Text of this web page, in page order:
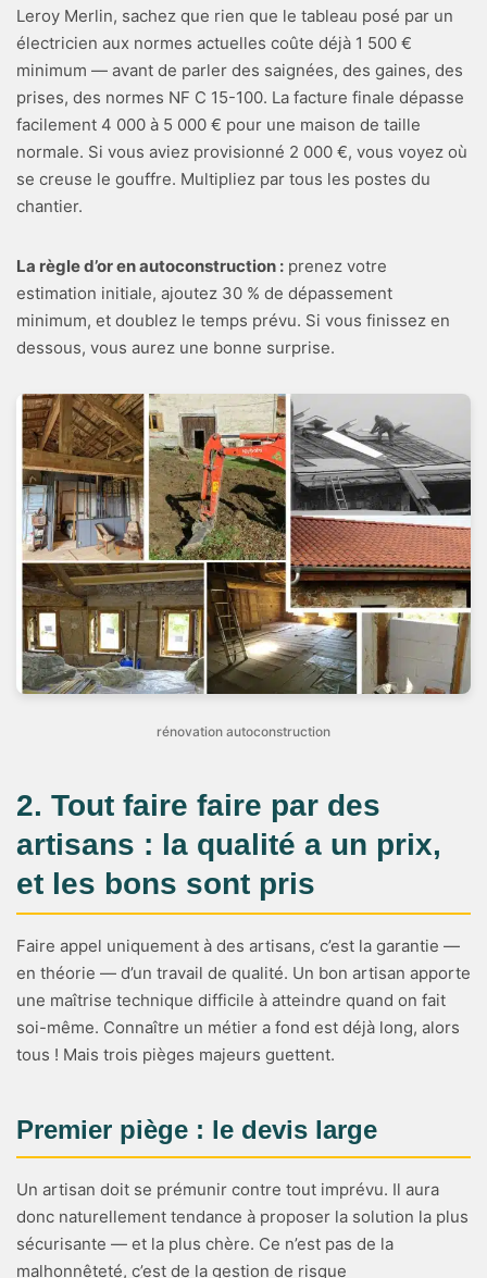
Leroy Merlin, sachez que rien que le tableau posé par un
électricien aux normes actuelles coûte déjà 1 500 €
minimum — avant de parler des saignées, des gaines, des
prises, des normes NF C 15-100. La facture finale dépasse
facilement 4 000 à 5 000 € pour une maison de taille
normale. Si vous aviez provisionné 2 000 €, vous voyez où
se creuse le gouffre. Multipliez par tous les postes du
chantier.
La règle d’or en autoconstruction : prenez votre
estimation initiale, ajoutez 30 % de dépassement
minimum, et doublez le temps prévu. Si vous finissez en
dessous, vous aurez une bonne surprise.
rénovation autoconstruction
2. Tout faire faire par des
artisans : la qualité a un prix,
et les bons sont pris
Faire appel uniquement à des artisans, c’est la garantie —
en théorie — d’un travail de qualité. Un bon artisan apporte
une maîtrise technique difficile à atteindre quand on fait
soi-même. Connaître un métier a fond est déjà long, alors
tous ! Mais trois pièges majeurs guettent.
Premier piège : le devis large
Un artisan doit se prémunir contre tout imprévu. Il aura
donc naturellement tendance à proposer la solution la plus
sécurisante — et la plus chère. Ce n’est pas de la
malhonnêteté, c’est de la gestion de risque